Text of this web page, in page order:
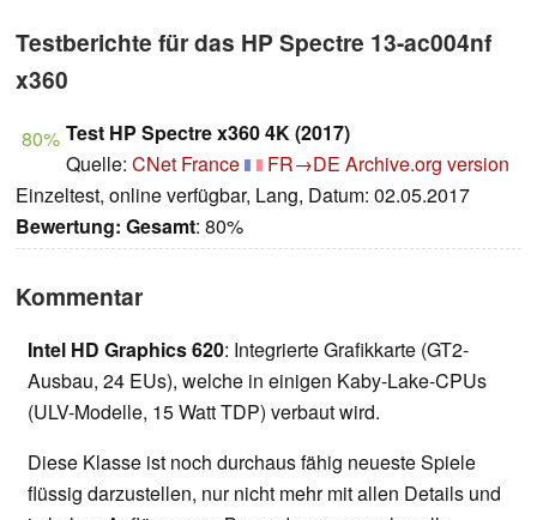
Testberichte für das HP Spectre 13-ac004nf
x360
80% Test HP Spectre x360 4K (2017)
Quelle: CNet France FR→DE Archive.org version
Einzeltest, online verfügbar, Lang, Datum: 02.05.2017
Bewertung: Gesamt: 80%
Kommentar
Intel HD Graphics 620: Integrierte Grafikkarte (GT2-
Ausbau, 24 EUs), welche in einigen Kaby-Lake-CPUs
(ULV-Modelle, 15 Watt TDP) verbaut wird.
Diese Klasse ist noch durchaus fähig neueste Spiele
flüssig darzustellen, nur nicht mehr mit allen Details und